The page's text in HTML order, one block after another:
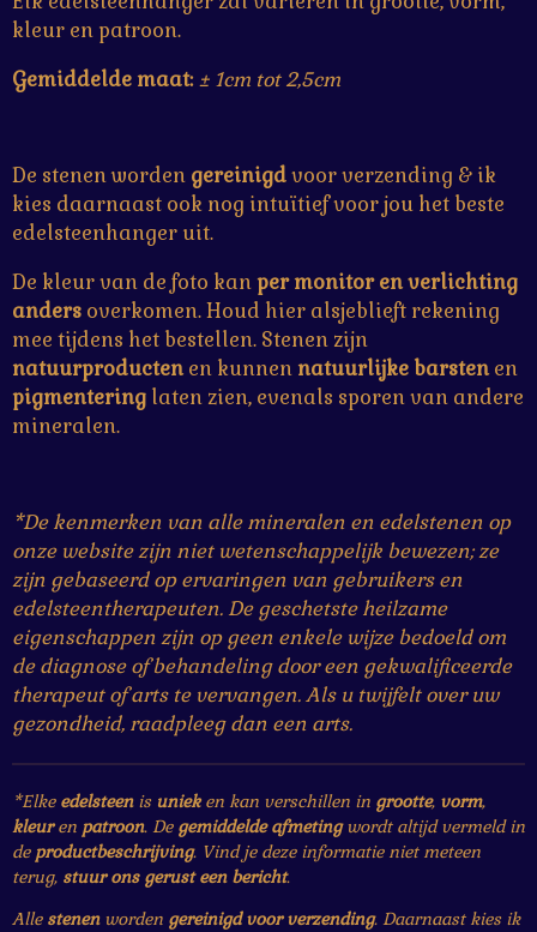
kleur en patroon.
Gemiddelde maat:± 1cm tot 2,5cm
De stenen worden gereinigdvoor verzending & ik
kies daarnaast ook nog intuïtief voor jou het beste
edelsteenhanger uit.
De kleur van de foto kanper monitor en verlichting
anders overkomen. Houd hier alsjeblieft rekening
mee tijdens het bestellen. Stenen zijn
natuurproductenen kunnen natuurlijke barstenen
pigmentering laten zien, evenals sporen van andere
mineralen.
*De kenmerken van alle mineralen en edelstenen op
onze website zijn niet wetenschappelijk bewezen; ze
zijn gebaseerd op ervaringen van gebruikers en
edelsteentherapeuten. De geschetste heilzame
eigenschappen zijn op geen enkele wijze bedoeld om
de diagnose of behandeling door een gekwalificeerde
therapeut of arts te vervangen. Als u twijfelt over uw
gezondheid, raadpleeg dan een arts.
*Elke edelsteenis unieken kan verschillen in grootte, vorm,
kleuren patroon. De gemiddelde afmetingwordt altijd vermeld in
de productbeschrijving. Vind je deze informatie niet meteen
terug, stuur ons gerust een bericht.
Alle stenenworden gereinigd voor verzending. Daarnaast kies ik